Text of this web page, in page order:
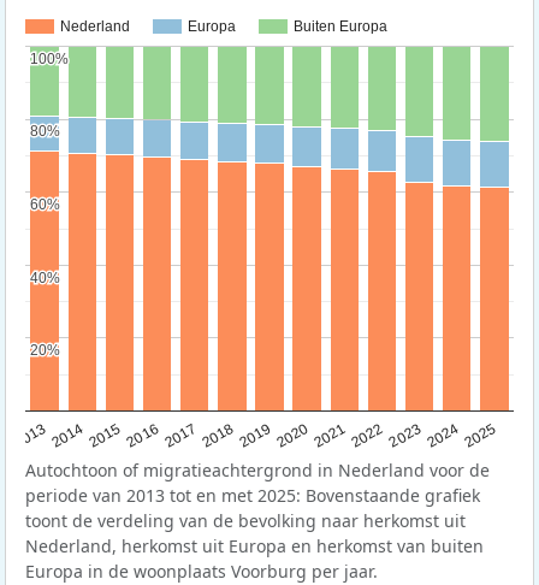
Nederland Europa Buiten Europa
20132014201520162017 20182019 202020212022202320242025
20%
20%
40%
40%
60%
60%
80%
80%
100%
100%
Autochtoon of migratieachtergrond in Nederland voor de
periode van 2013 tot en met 2025: Bovenstaande grafiek
toont de verdeling van de bevolking naar herkomst uit
Nederland, herkomst uit Europa en herkomst van buiten
Europa in de woonplaats Voorburg per jaar.